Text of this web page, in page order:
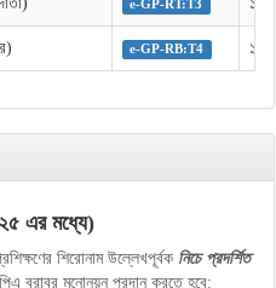
e-GP-RT:T3
e-GP-RB:T4 ১
এর মধ্যে)
শিরোনাম উল্লেখপূর্বক নিচে প্রদর্শিত
বরাবর মনোনয়ন প্রদান করতে হবে: